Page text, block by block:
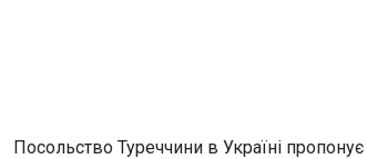
Посольство Туреччини в Україні